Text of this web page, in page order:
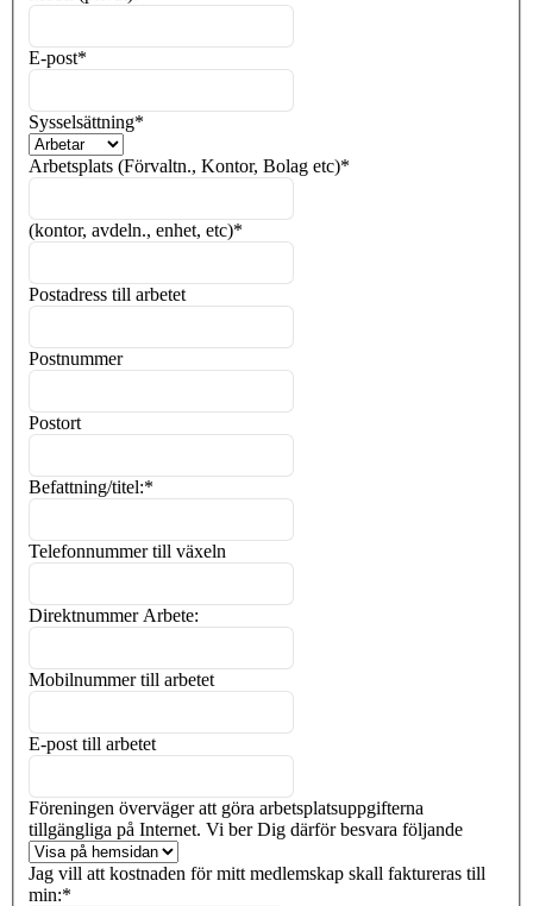
E-post*
Sysselsättning*
Arbetsplats (Förvaltn., Kontor, Bolag etc)*
(kontor, avdeln., enhet, etc)*
Postadress till arbetet
Postnummer
Postort
Befattning/titel:*
Telefonnummer till växeln
Direktnummer Arbete:
Mobilnummer till arbetet
E-post till arbetet
Föreningen överväger att göra arbetsplatsuppgifterna
tillgängliga på Internet. Vi ber Dig därför besvara följande
Jag vill att kostnaden för mitt medlemskap skall faktureras till
min:*